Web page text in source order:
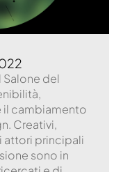
Salone del
il cambiamento
Creativi,
attori principali
sono in